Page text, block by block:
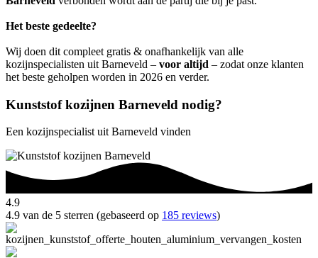
Het beste gedeelte?
Wij doen dit compleet gratis & onafhankelijk van alle
kozijnspecialisten uit Barneveld – voor altijd – zodat onze klanten
het beste geholpen worden in 2026 en verder.
Kunststof kozijnen Barneveld nodig?
Een kozijnspecialist uit Barneveld vinden
4.9
4.9 van de 5 sterren (gebaseerd op 185 reviews)